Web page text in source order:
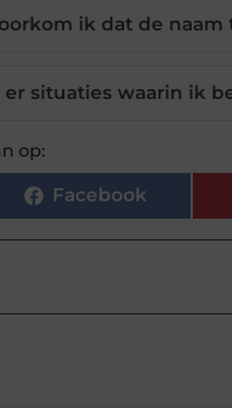
ik dat de
er situaties waarin ik
op:
Facebook